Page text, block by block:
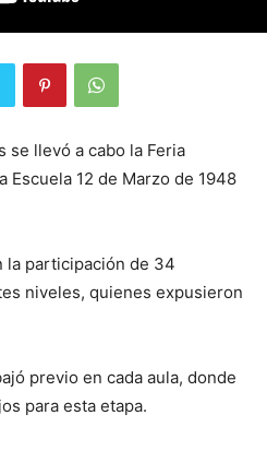
se llevó a cabo la Feria
Escuela 12 de Marzo de 1948
la participación de 34
niveles, quienes expusieron
previo en cada aula, donde
para esta etapa.